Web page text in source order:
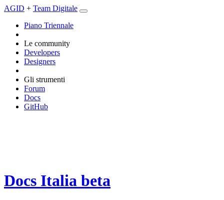
AGID + Team Digitale
Piano Triennale
Le community
Developers
Designers
Gli strumenti
Forum
Docs
GitHub
Docs Italia beta